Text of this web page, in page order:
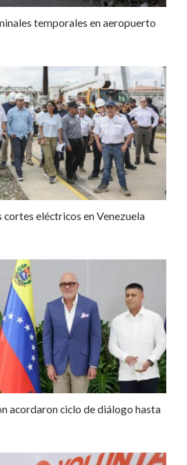
temporales en aeropuerto
eléctricos en Venezuela
acordaron ciclo de diálogo hasta